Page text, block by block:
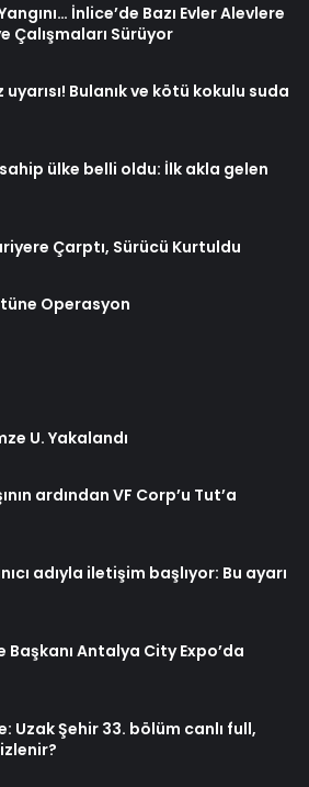
İnlice’de Bazı Evler Alevlere
Çalışmaları Sürüyor
uyarısı! Bulanık ve kötü kokulu suda
ülke belli oldu: İlk akla gelen
Çarptı, Sürücü Kurtuldu
Operasyon
U. Yakalandı
ardından VF Corp’u Tut’a
adıyla iletişim başlıyor: Bu ayarı
Antalya City Expo’da
Uzak Şehir 33. bölüm canlı full,